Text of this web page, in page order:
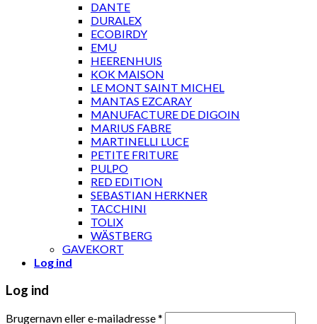
DANTE
DURALEX
ECOBIRDY
EMU
HEERENHUIS
KOK MAISON
LE MONT SAINT MICHEL
MANTAS EZCARAY
MANUFACTURE DE DIGOIN
MARIUS FABRE
MARTINELLI LUCE
PETITE FRITURE
PULPO
RED EDITION
SEBASTIAN HERKNER
TACCHINI
TOLIX
WÄSTBERG
GAVEKORT
Log ind
Log ind
Brugernavn eller e-mailadresse*